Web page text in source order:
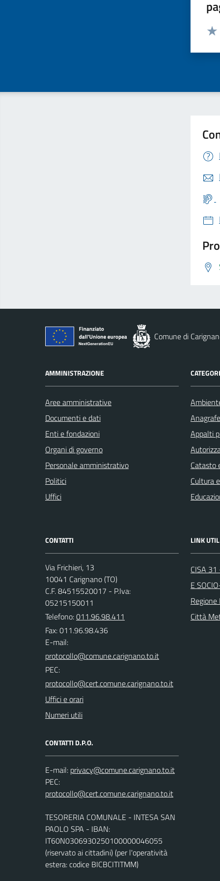
Comune di
AMMINISTRAZIONE
Aree amministrative
Documenti e dati
Enti e fondazioni
Organi di governo
Personale amministrativo
Politici
Uffici
Appalti
Catasto
Cultura
CONTATTI
Via Frichieri, 13
10041 Carignano (TO)
C.F. 84515520017 - P.Iva:
05215150011
Telefono:011.96.98.411
Fax: 011.96.98.436
E-mail:
PEC:
Uffici e orari
Numeri utili
CONTATTI D.P.O.
E-mail:
PEC:
TESORERIA COMUNALE - INTESA SAN
PAOLO SPA - IBAN:
IT60N0306930250100000046055
(riservato ai cittadini) (per l'operatività
estera: codice BICBCITITMM)
LINK
CISA 31
E
Città